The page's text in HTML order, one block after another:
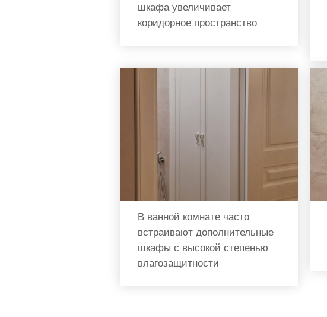
шкафа увеличивает
коридорное пространство
В ванной комнате часто
встраивают дополнительные
шкафы с высокой степенью
влагозащитности